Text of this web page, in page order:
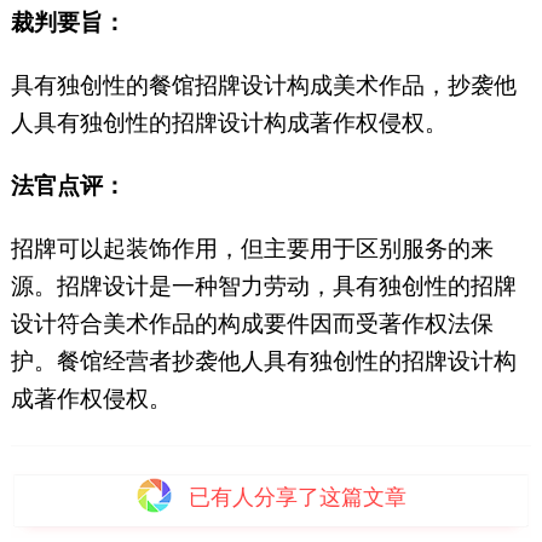
裁判要旨：
具有独创性的餐馆招牌设计构成美术作品，抄袭他
人具有独创性的招牌设计构成著作权侵权。
法官点评：
招牌可以起装饰作用，但主要用于区别服务的来
源。招牌设计是一种智力劳动，具有独创性的招牌
设计符合美术作品的构成要件因而受著作权法保
护。餐馆经营者抄袭他人具有独创性的招牌设计构
成著作权侵权。
已有 人分享了这篇文章